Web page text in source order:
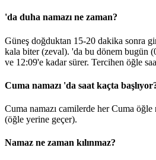
'da duha namazı ne zaman?
Güneş doğduktan 15-20 dakika sonra
kala biter (zeval). 'da bu dönem bugün
ve 12:09'e kadar sürer. Tercihen öğle
Cuma namazı 'da saat kaçta
Cuma namazı camilerde her Cuma öğle
(öğle yerine geçer).
Namaz ne zaman kılınmaz?